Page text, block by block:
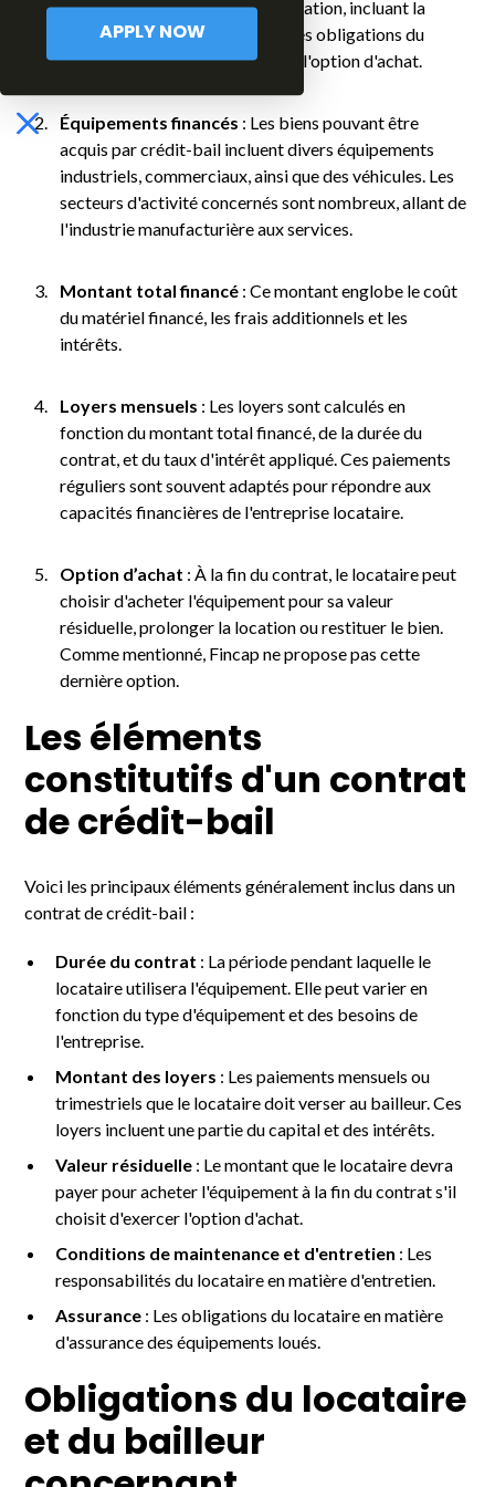
APPLY NOW
les termes et conditions de la location, incluant la
durée, les montants des loyers, les obligations du
locataire et du bailleur, ainsi que l'option d'achat.
Équipements financés : Les biens pouvant être
acquis par crédit-bail incluent divers équipements
industriels, commerciaux, ainsi que des véhicules. Les
secteurs d'activité concernés sont nombreux, allant de
l'industrie manufacturière aux services.
Montant total financé : Ce montant englobe le coût
du matériel financé, les frais additionnels et les
intérêts.
Loyers mensuels : Les loyers sont calculés en
fonction du montant total financé, de la durée du
contrat, et du taux d'intérêt appliqué. Ces paiements
réguliers sont souvent adaptés pour répondre aux
capacités financières de l'entreprise locataire.
Option d’achat : À la fin du contrat, le locataire peut
choisir d'acheter l'équipement pour sa valeur
résiduelle, prolonger la location ou restituer le bien.
Comme mentionné, Fincap ne propose pas cette
dernière option.
Les éléments
constitutifs d'un contrat
de crédit-bail
Voici les principaux éléments généralement inclus dans un
contrat de crédit-bail :
Durée du contrat : La période pendant laquelle le
locataire utilisera l'équipement. Elle peut varier en
fonction du type d'équipement et des besoins de
l'entreprise.
Montant des loyers : Les paiements mensuels ou
trimestriels que le locataire doit verser au bailleur. Ces
loyers incluent une partie du capital et des intérêts.
Valeur résiduelle : Le montant que le locataire devra
payer pour acheter l'équipement à la fin du contrat s'il
choisit d'exercer l'option d'achat.
Conditions de maintenance et d'entretien : Les
responsabilités du locataire en matière d'entretien.
Assurance : Les obligations du locataire en matière
d'assurance des équipements loués.
Obligations du locataire
et du bailleur